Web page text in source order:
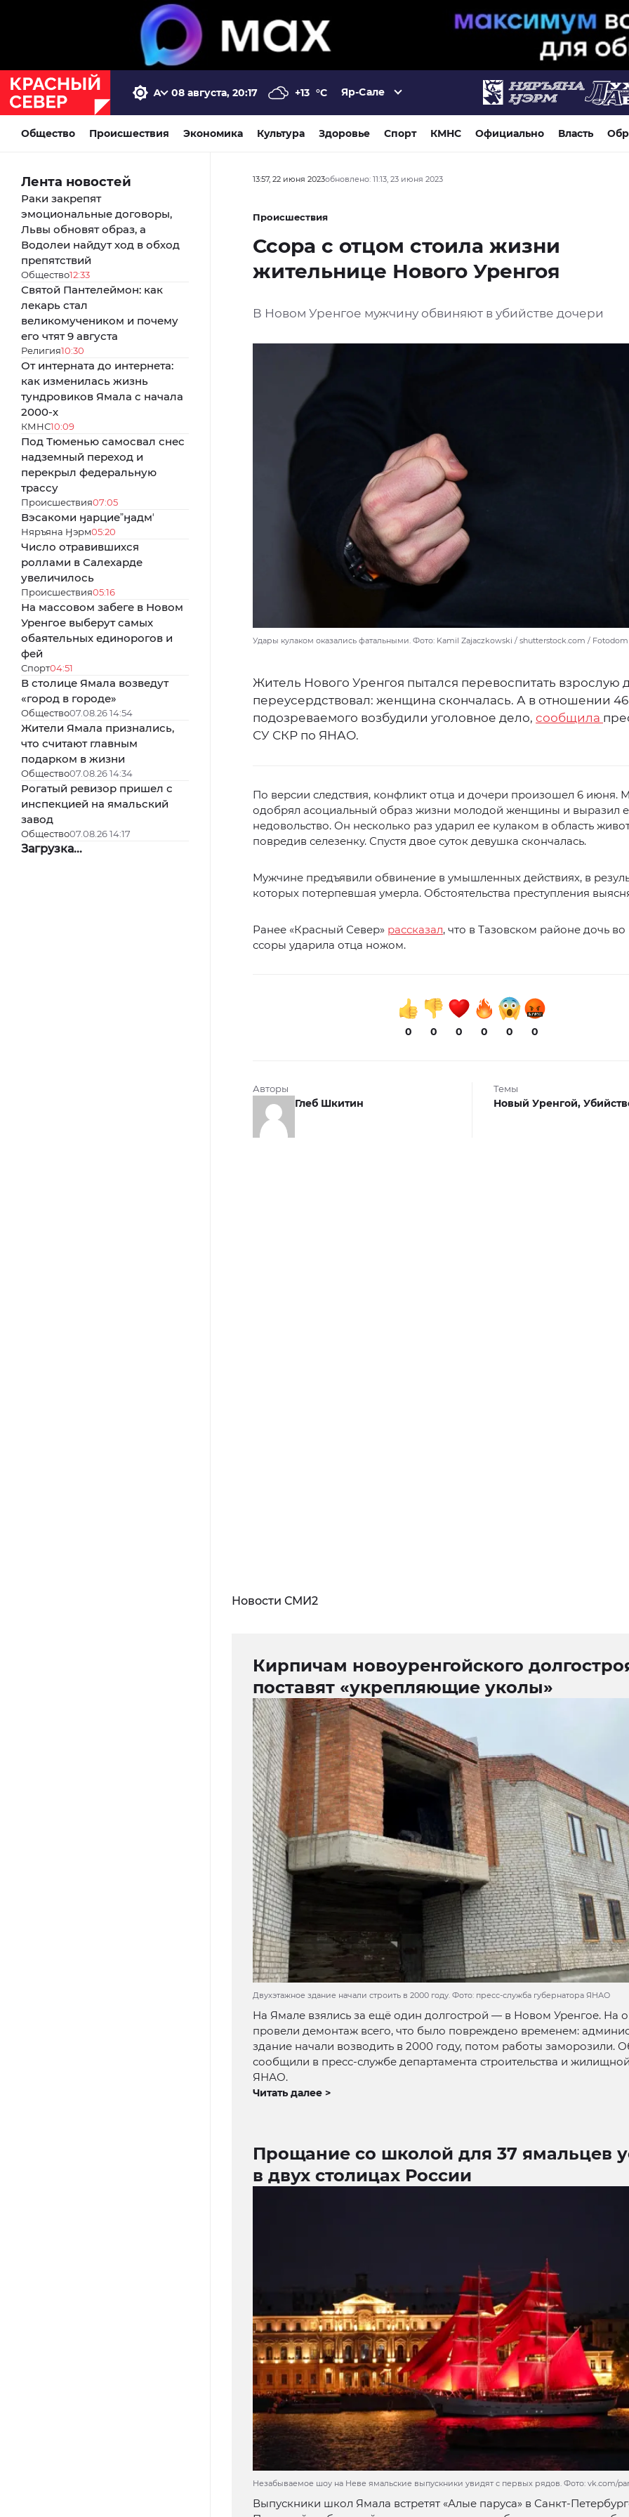
08 августа, 20:17 +13 °C Яр-Сале
Общество Происшествия Экономика Культура Здоровье Спорт КМНС Официально Власть
Лента новостей
Раки закрепят
эмоциональные договоры,
Львы обновят образ, а
Водолеи найдут ход в обход
препятствий
Общество12:33
Святой Пантелеймон: как
лекарь стал
великомучеником и почему
его чтят 9 августа
Религия10:30
От интерната до интернета:
как изменилась жизнь
тундровиков Ямала с начала
2000-х
КМНС10:09
Под Тюменью самосвал снес
надземный переход и
перекрыл федеральную
трассу
Происшествия07:05
Вэсакоми ӈарциеˮӈадмʼ
Няръяна Ӈэрм05:20
Число отравившихся
роллами в Салехарде
увеличилось
Происшествия05:16
На массовом забеге в Новом
Уренгое выберут самых
обаятельных единорогов и
фей
Спорт04:51
В столице Ямала возведут
«город в городе»
Общество07.08.26 14:54
Жители Ямала признались,
что считают главным
подарком в жизни
Общество07.08.26 14:34
Рогатый ревизор пришел с
инспекцией на ямальский
завод
Общество07.08.26 14:17
Загрузка...
13:57, 22 июня 2023обновлено: 11:13, 23 июня 2023
Происшествия
Ссора с отцом стоила жизни
жительнице Нового Уренгоя
В Новом Уренгое мужчину обвиняют в убийстве дочери
Удары кулаком оказались фатальными. Фото: Kamil Zajaczkowski / shutterstock.com / Fotodom
Житель Нового Уренгоя пытался перевоспитать взрослую
переусердствовал: женщина скончалась. А в отношении
подозреваемого возбудили уголовное дело, сообщила
СУ СКР по ЯНАО.
По версии следствия, конфликт отца и дочери произошел 6 июня.
одобрял асоциальный образ жизни молодой женщины и выразил
недовольство. Он несколько раз ударил ее кулаком в область
повредив селезенку. Спустя двое суток девушка скончалась.
Мужчине предъявили обвинение в умышленных действиях, в
которых потерпевшая умерла. Обстоятельства преступления
Ранее «Красный Север» рассказал, что в Тазовском районе дочь
ссоры ударила отца ножом.
0 0 0 0 0 0
Авторы
Глеб Шкитин
Темы
Новый Уренгой,
Новости СМИ2
Кирпичам новоуренгойского
поставят «укрепляющие уколы»
Двухэтажное здание начали строить в 2000 году. Фото: пресс-служба губернатора ЯНАО
На Ямале взялись за ещё один долгострой — в Новом Уренгое. На
провели демонтаж всего, что было повреждено временем:
здание начали возводить в 2000 году, потом работы заморозили.
сообщили в пресс-службе департамента строительства и
ЯНАО.
Читать далее >
Прощание со школой для 37 ямальцев
в двух столицах России
Незабываемое шоу на Неве ямальские выпускники увидят с первых рядов. Фото: vk.com/
Выпускники школ Ямала встретят «Алые паруса» в Санкт-